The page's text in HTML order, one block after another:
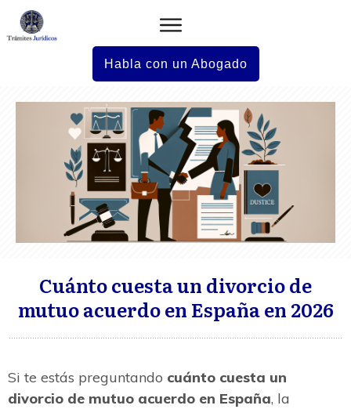
Habla con un Abogado
Cuánto cuesta un divorcio de
mutuo acuerdo en España en 2026
Si te estás preguntando cuánto cuesta un
divorcio de mutuo acuerdo en España, la